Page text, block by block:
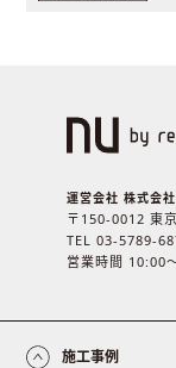
運営会社 株式会
〒150-0012 東
TEL 03-5789-
営業時間 10:00
施工事例